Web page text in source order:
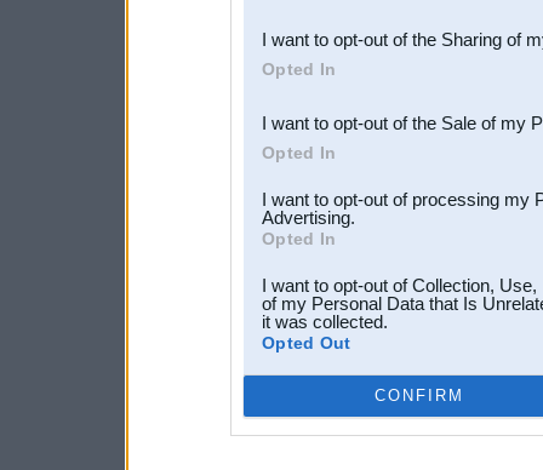
Downstream Participants
third parties.
I want to opt-out of the Sharing of
Opted In
I want to opt-out of the Sale of my
Opted In
I want to opt-out of processing my
Advertising.
Opted In
I want to opt-out of Collection,
of my Personal Data that Is
it was collected.
Opted Out
CONFIRM